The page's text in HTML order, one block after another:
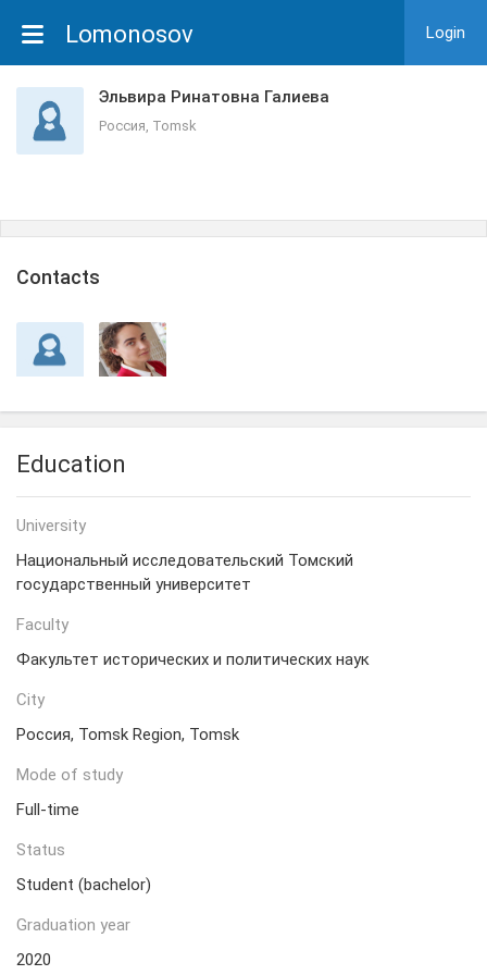
Lomonosov Login
Эльвира Ринатовна Галиева
Россия, Tomsk
Сontacts
Education
University
Национальный исследовательский Томский
государственный университет
Faculty
Факультет исторических и политических наук
City
Россия, Tomsk Region, Tomsk
Mode of study
Full-time
Status
Student (bachelor)
Graduation year
2020